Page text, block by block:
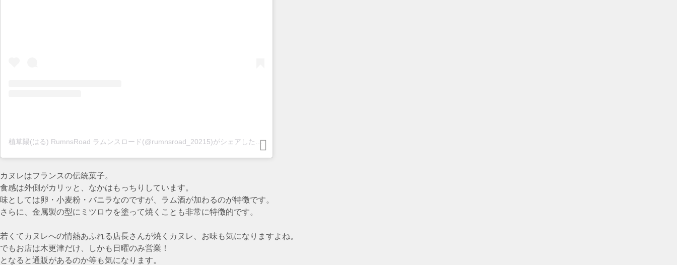
植草陽(はる) RumnsRoad ラムンスロード(@rumnsroad_20215)がシェアした投稿
カヌレはフランスの伝統菓子。
食感は外側がカリッと、なかはもっちりしています。
味としては卵・小麦粉・バニラなのですが、ラム酒が加わるのが特徴です。
さらに、金属製の型にミツロウを塗って焼くことも非常に特徴的です。
若くてカヌレへの情熱あふれる店長さんが焼くカヌレ、お味も気になりますよね。
でもお店は木更津だけ、しかも日曜のみ営業！
となると通販があるのか等も気になります。